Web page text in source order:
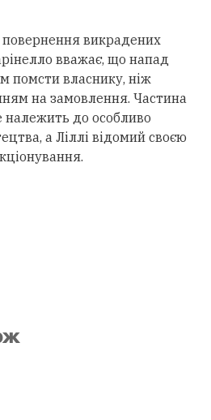
повернення викрадених
вважає, що напад
помсти власнику, ніж
на замовлення. Частина
належить до особливо
а Ліллі відомий своєю